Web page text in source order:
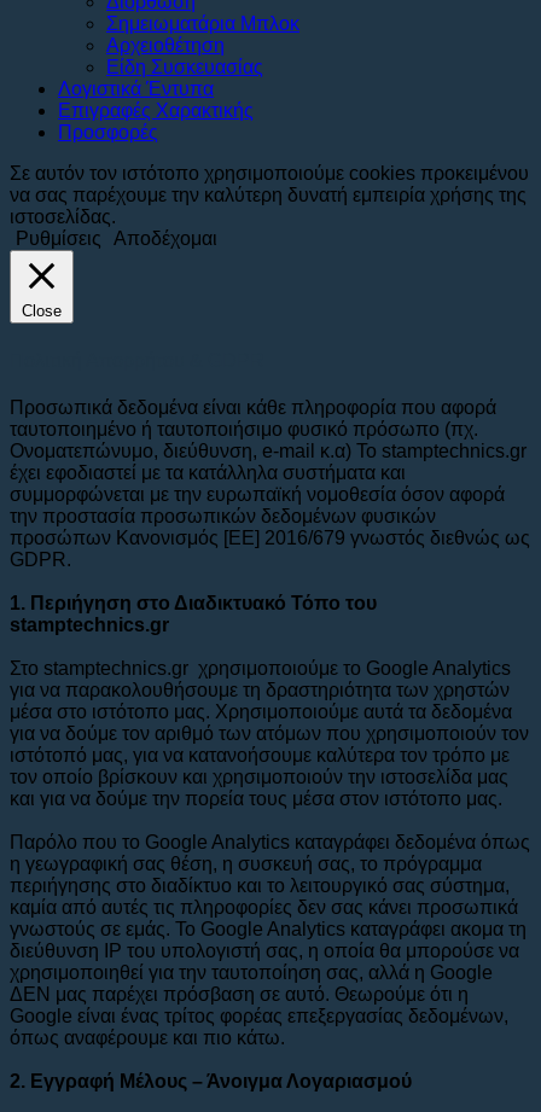
Σημειωματάρια Μπλοκ
Αρχειοθέτηση
Είδη Συσκευασίας
Λογιστικά Έντυπα
Επιγραφές Χαρακτικής
Προσφορές
Σε αυτόν τον ιστότοπο χρησιμοποιούμε cookies προκειμένου
να σας παρέχουμε την καλύτερη δυνατή εμπειρία χρήσης της
ιστοσελίδας.
Ρυθμίσεις
Αποδέχομαι
Close
Προσωπικά δεδομένα είναι κάθε πληροφορία που αφορά
ταυτοποιημένο ή ταυτοποιήσιμο φυσικό πρόσωπο (πχ.
Ονοματεπώνυμο, διεύθυνση, e-mail κ.α) To stamptechnics.gr
έχει εφοδιαστεί με τα κατάλληλα συστήματα και
συμμορφώνεται με την ευρωπαϊκή νομοθεσία όσον αφορά
την προστασία προσωπικών δεδομένων φυσικών
προσώπων Κανονισμός [ΕΕ] 2016/679 γνωστός διεθνώς ως
GDPR.
1. Περιήγηση στο Διαδικτυακό Τόπο του
stamptechnics.gr
Στο stamptechnics.gr χρησιμοποιούμε το Google Analytics
για να παρακολουθήσουμε τη δραστηριότητα των χρηστών
μέσα στο ιστότοπο μας. Χρησιμοποιούμε αυτά τα δεδομένα
για να δούμε τον αριθμό των ατόμων που χρησιμοποιούν τον
ιστότοπό μας, για να κατανοήσουμε καλύτερα τον τρόπο με
τον οποίο βρίσκουν και χρησιμοποιούν την ιστοσελίδα μας
και για να δούμε την πορεία τους μέσα στον ιστότοπο μας.
Παρόλο που το Google Analytics καταγράφει δεδομένα όπως
η γεωγραφική σας θέση, η συσκευή σας, το πρόγραμμα
περιήγησης στο διαδίκτυο και το λειτουργικό σας σύστημα,
καμία από αυτές τις πληροφορίες δεν σας κάνει προσωπικά
γνωστούς σε εμάς. Το Google Analytics καταγράφει ακομα τη
διεύθυνση IP του υπολογιστή σας, η οποία θα μπορούσε να
χρησιμοποιηθεί για την ταυτοποίηση σας, αλλά η Google
ΔΕΝ μας παρέχει πρόσβαση σε αυτό. Θεωρούμε ότι η
Google είναι ένας τρίτος φορέας επεξεργασίας δεδομένων,
όπως αναφέρουμε και πιο κάτω.
2. Εγγραφή Μέλους – Άνοιγμα Λογαριασμού